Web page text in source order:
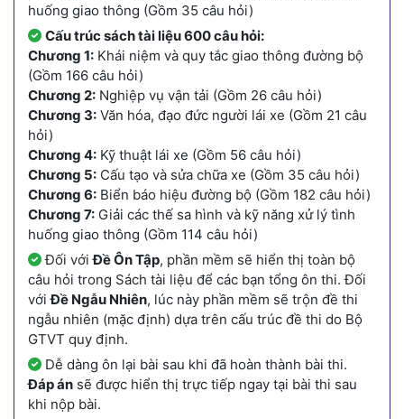
huống giao thông (Gồm 35 câu hỏi)
Cấu trúc sách tài liệu 600 câu hỏi:
Chương 1: Khái niệm và quy tắc giao thông đường bộ
(Gồm 166 câu hỏi)
Chương 2: Nghiệp vụ vận tải (Gồm 26 câu hỏi)
Chương 3: Văn hóa, đạo đức người lái xe (Gồm 21 câu
hỏi)
Chương 4: Kỹ thuật lái xe (Gồm 56 câu hỏi)
Chương 5: Cấu tạo và sửa chữa xe (Gồm 35 câu hỏi)
Chương 6: Biển báo hiệu đường bộ (Gồm 182 câu hỏi)
Chương 7: Giải các thế sa hình và kỹ năng xử lý tình
huống giao thông (Gồm 114 câu hỏi)
Đối vớiĐề Ôn Tập, phần mềm sẽ hiển thị toàn bộ
câu hỏi trong Sách tài liệu để các bạn tổng ôn thi. Đối
vớiĐề Ngẫu Nhiên, lúc này phần mềm sẽ trộn đề thi
ngẫu nhiên (mặc định) dựa trên cấu trúc đề thi do Bộ
GTVT quy định.
Dễ dàng ôn lại bài sau khi đã hoàn thành bài thi.
Đáp án sẽ được hiển thị trực tiếp ngay tại bài thi sau
khi nộp bài.